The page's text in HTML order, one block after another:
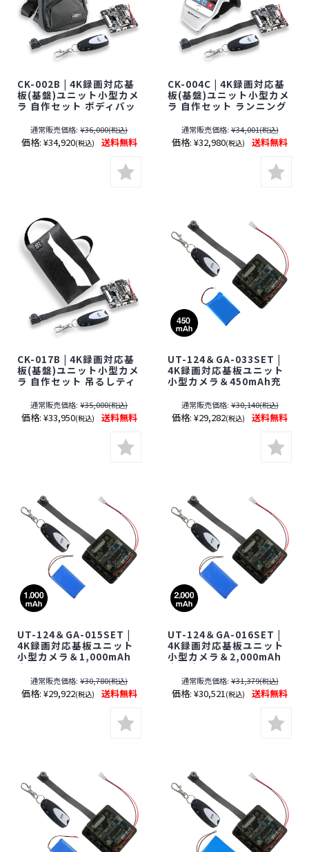
CK-002B | 4K録画対応基
板(基盤)ユニット小型カメ
ラ 自作セット ボディバッ
ンズ隠しフィルムサービ
ス対象品(当社限定)】【オ
ンスクエア】【スパイダー
ズX】【チェンジ】【スパ
イカメラ】【隠しカメ
ラ】【期間限定】[期間：
通常販売価格: ¥36,000(税込)
価格: ¥34,920(税込) 送料無料
CK-004C | 4K録画対応基
板(基盤)ユニット小型カメ
ラ 自作セット ランニング
【レンズ隠しフィルムサ
ービス対象品(当社限定)】
【オンスクエア】【スパ
イダーズX】【チェンジ】
【スパイカメラ】【隠し
カメラ】【期間限定】[期
通常販売価格: ¥34,001(税込)
価格: ¥32,980(税込) 送料無料
CK-017B | 4K録画対応基
板(基盤)ユニット小型カメ
ラ 自作セット 吊るしティ
【レンズ隠しフィルムサ
ービス対象品(当社限定)】
【オンスクエア】【スパ
イダーズX】【チェンジ】
【スパイカメラ】【隠し
カメラ】【期間限定】[期
通常販売価格: ¥35,000(税込)
価格: ¥33,950(税込) 送料無料
UT-124＆GA-033SET |
4K録画対応基板ユニット
小型カメラ＆450mAh充
ンズ隠しフィルムサービ
ス対象品(当社限定)】【オ
ンスクエア】【スパイダー
ズX】【Gexa】【ジイエ
クサ】【スパイカメラ】
【隠しカメラ】【期間限
通常販売価格: ¥30,140(税込)
価格: ¥29,282(税込) 送料無料
UT-124＆GA-015SET |
4K録画対応基板ユニット
小型カメラ＆1,000mAh
充電池セット【SALE】
【レンズ隠しフィルムサ
ービス対象品(当社限定)】
【オンスクエア】【スパ
【ジイエクサ】【スパイ
カメラ】【隠しカメラ】
通常販売価格: ¥30,780(税込)
価格: ¥29,922(税込) 送料無料
UT-124＆GA-016SET |
4K録画対応基板ユニット
小型カメラ＆2,000mAh
充電池セット【SALE】
【レンズ隠しフィルムサ
ービス対象品(当社限定)】
【オンスクエア】【スパ
【ジイエクサ】【スパイ
カメラ】【隠しカメラ】
通常販売価格: ¥31,379(税込)
価格: ¥30,521 (税込) 送料無料